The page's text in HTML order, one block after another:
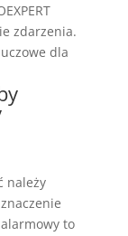
zdarzenia.
dla
należy
to